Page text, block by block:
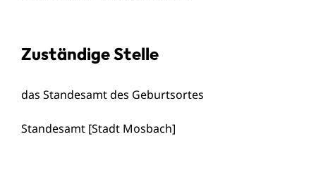
Zuständige Stelle
das Standesamt des Geburtsortes
Standesamt [Stadt Mosbach]